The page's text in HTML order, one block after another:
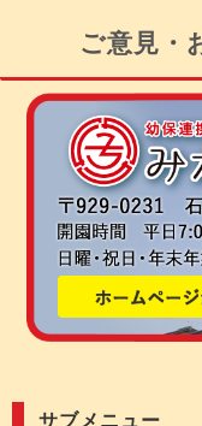
ご意見・
サブメニュー